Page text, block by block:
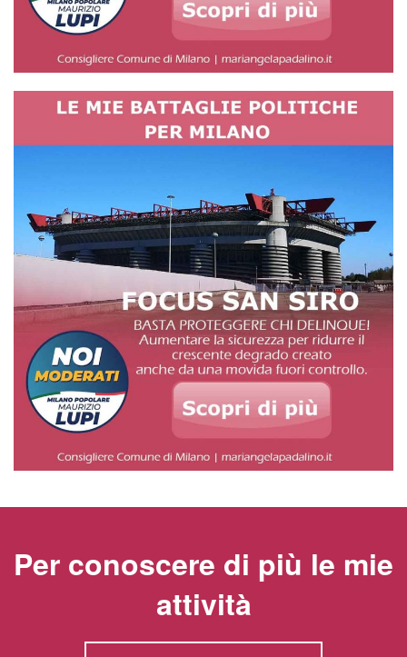
Per conoscere di più le mie
attività